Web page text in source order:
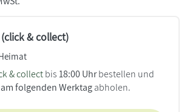
& collect)
& collect bis18:00 Uhrbestellen und
am folgenden Werktagabholen.